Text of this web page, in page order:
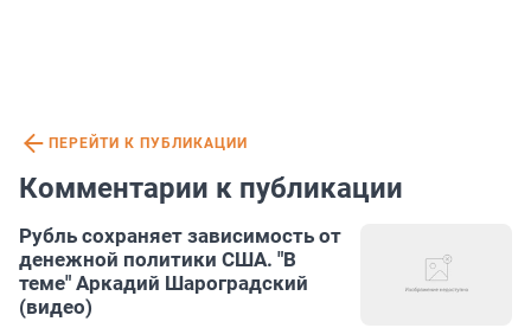
ПЕРЕЙТИ К ПУБЛИКАЦИИ
Комментарии к публикации
Рубль сохраняет зависимость от
денежной политики США. "В
теме" Аркадий Шароградский
(видео)